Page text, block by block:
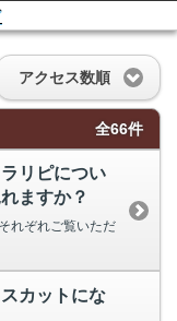
アクセス数順
全66件
リピについ
ますか？
れぞれご覧いただ
カットにな